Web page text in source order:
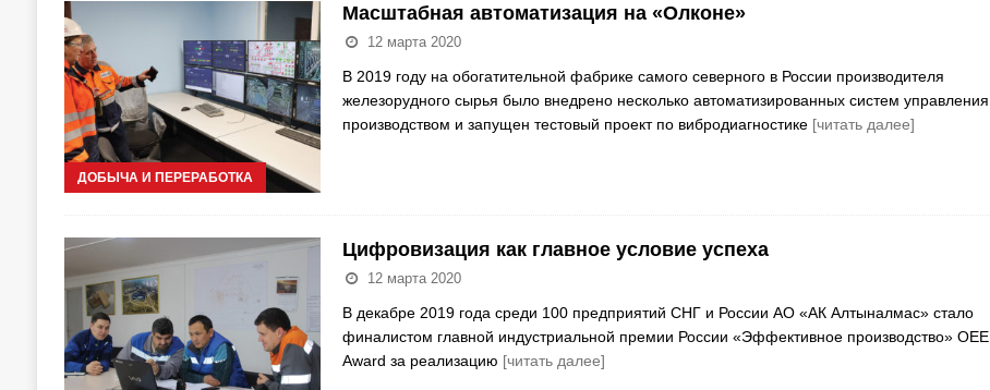
ДОБЫЧА И ПЕРЕРАБОТКА
Масштабная автоматизация на «Олконе»
12 марта 2020
В 2019 году на обогатительной фабрике самого северного в России производителя
железорудного сырья было внедрено несколько автоматизированных систем управления
производством и запущен тестовый проект по вибродиагностике [читать далее]
Цифровизация как главное условие успеха
12 марта 2020
В декабре 2019 года среди 100 предприятий СНГ и России АО «АК Алтыналмас» стало
финалистом главной индустриальной премии России «Эффективное производство» ОЕЕ
Award за реализацию [читать далее]